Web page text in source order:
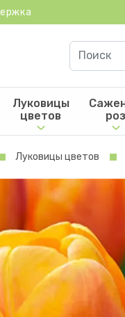
Луковицы
цветов
роз
Луковицы цветов